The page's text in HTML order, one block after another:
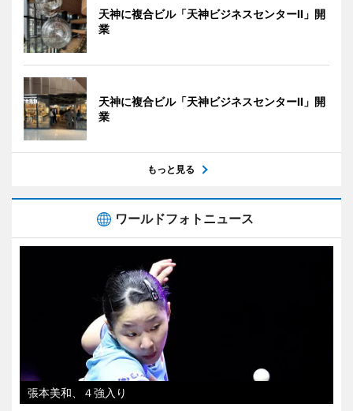
天神に複合ビル「天神ビジネスセンターII」開
業
天神に複合ビル「天神ビジネスセンターII」開
業
もっと見る
ワールドフォトニュース
張本美和、４強入り